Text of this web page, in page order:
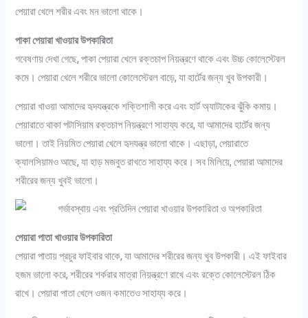
পেয়ারা খেলে শরীর এবং মন ভালো থাকে।
পাকা পেয়ারা খাওয়ার উপকারিতা
গবেষণায় দেখা গেছে, পাকা পেয়ারা খেলে রক্তচাপ নিয়ন্ত্রণে থাকে এবং উচ্চ কোলেস্টেরল
কমে। পেয়ারা খেলে শরীরে ভালো কোলেস্টেরল বাড়ে, যা হার্টের জন্য খুব উপকারী।
পেয়ারা খাওয়া আমাদের হৃদযন্ত্রকে শক্তিশালী করে এবং হার্ট অ্যাটাকের ঝুঁকি কমায়।
পেয়ারাতে থাকা পটাসিয়াম রক্তচাপ নিয়ন্ত্রণে সাহায্য করে, যা আমাদের হার্টের জন্য
ভালো। তাই নিয়মিত পেয়ারা খেলে হৃদযন্ত্র ভালো থাকে। এছাড়া, পেয়ারাতে
ক্যালসিয়ামও আছে, যা হাড় মজবুত রাখতে সাহায্য করে। সব মিলিয়ে, পেয়ারা আমাদের
শরীরের জন্য খুবই ভালো।
পেয়ারা পাতা খাওয়ার উপকারিতা
পেয়ারা পাতায় প্রচুর ফাইবার থাকে, যা আমাদের শরীরের জন্য খুব উপকারী। এই ফাইবার
হজম ভালো করে, শরীরের শর্করার মাত্রা নিয়ন্ত্রণে রাখে এবং রক্তে কোলেস্টেরল ঠিক
রাখে। পেয়ারা পাতা খেলে ওজন কমাতেও সাহায্য করে।